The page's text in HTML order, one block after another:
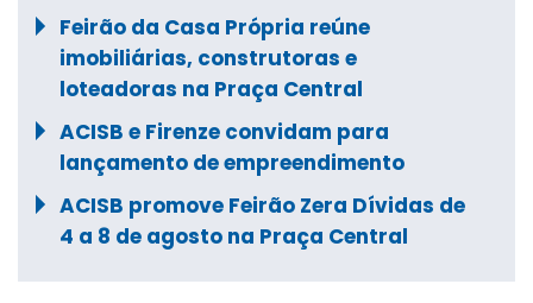
Feirão da Casa Própria reúne
imobiliárias, construtoras e
loteadoras na Praça Central
ACISB e Firenze convidam para
lançamento de empreendimento
ACISB promove Feirão Zera Dívidas de
4 a 8 de agosto na Praça Central